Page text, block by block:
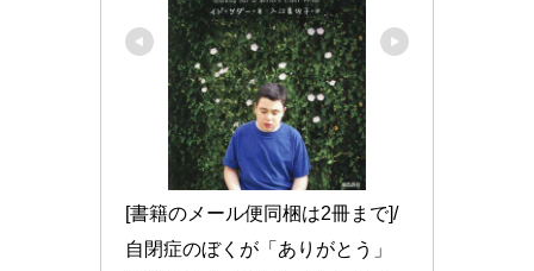
[書籍のメール便同梱は2冊まで]/
自閉症のぼくが「ありがとう」